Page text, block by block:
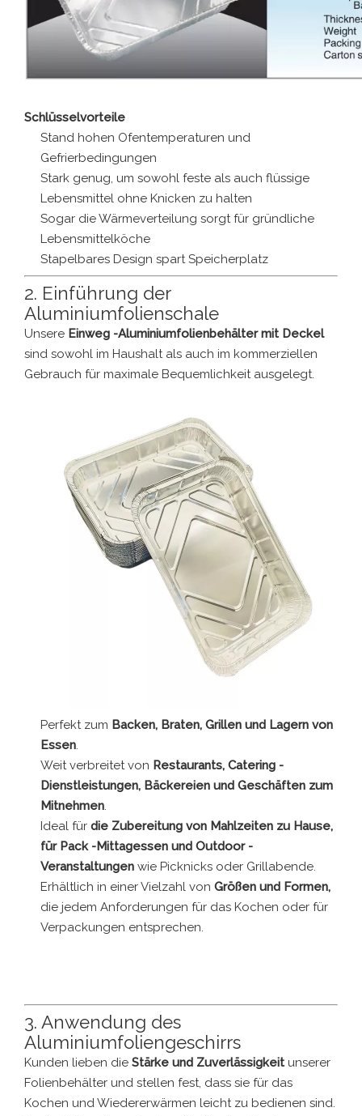
Schlüsselvorteile
Stand hohen Ofentemperaturen und
Gefrierbedingungen
Stark genug, um sowohl feste als auch flüssige
Lebensmittel ohne Knicken zu halten
Sogar die Wärmeverteilung sorgt für gründliche
Lebensmittelköche
Stapelbares Design spart Speicherplatz
2. Einführung der
Aluminiumfolienschale
Unsere Einweg -Aluminiumfolienbehälter mit Deckel
sind sowohl im Haushalt als auch im kommerziellen
Gebrauch für maximale Bequemlichkeit ausgelegt.
Perfekt zum Backen, Braten, Grillen und Lagern von
Essen.
Weit verbreitet von Restaurants, Catering -
Dienstleistungen, Bäckereien und Geschäften zum
Mitnehmen.
Ideal für die Zubereitung von Mahlzeiten zu Hause,
für Pack -Mittagessen und Outdoor -
Veranstaltungen wie Picknicks oder Grillabende.
Erhältlich in einer Vielzahl von Größen und Formen,
die jedem Anforderungen für das Kochen oder für
Verpackungen entsprechen.
3. Anwendung des
Aluminiumfoliengeschirrs
Kunden lieben die Stärke und Zuverlässigkeit unserer
Folienbehälter und stellen fest, dass sie für das
Kochen und Wiedererwärmen leicht zu bedienen sind.